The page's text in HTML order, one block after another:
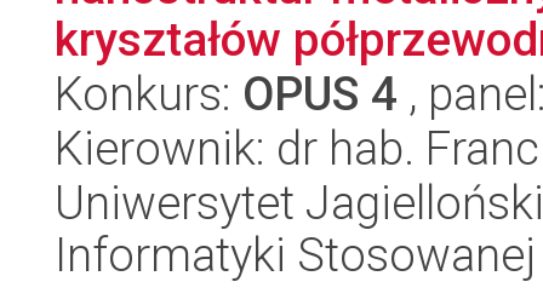
kryształów
Konkurs: OPUS 4 ,
Kierownik: dr hab.
Uniwersytet
Informatyki Stosowanej